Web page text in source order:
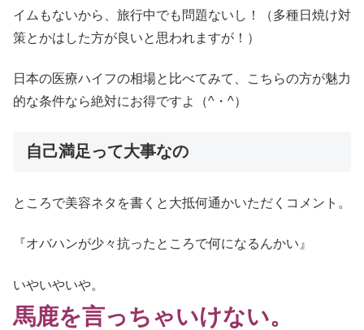
イムもないから、旅行中でも問題ないし！（多種日焼け対
策とかはした方が良いと思われますが！）
日本の医療ハイフの相場と比べてみて、こちらの方が魅力
的な条件なら絶対にお得ですよ（^・^）
自己満足って大事なの
ところで美容ネタを書くと大抵何通かいただくコメント。
『オバハンが少々抗ったところで何になるんかい』
いやいやいや。
馬鹿を言っちゃいけない。